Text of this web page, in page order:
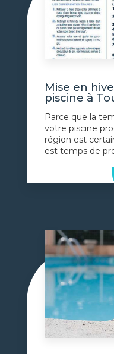
Mise en
piscine à
Parce que la
votre piscine
région est
est temps de